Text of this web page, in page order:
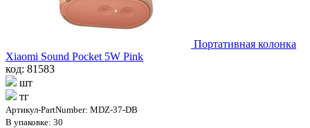
Портативная колонка
Xiaomi Sound Pocket 5W Pink
код: 81583
шт
тг
Артикул-PartNumber: MDZ-37-DB
В упаковке: 30